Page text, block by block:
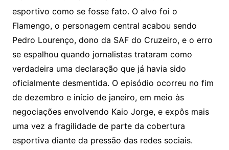
esportivo como se fosse fato. O alvo foi o
Flamengo, o personagem central acabou sendo
Pedro Lourenço, dono da SAF do Cruzeiro, e o erro
se espalhou quando jornalistas trataram como
verdadeira uma declaração que já havia sido
oficialmente desmentida. O episódio ocorreu no fim
de dezembro e início de janeiro, em meio às
negociações envolvendo Kaio Jorge, e expôs mais
uma vez a fragilidade de parte da cobertura
esportiva diante da pressão das redes sociais.